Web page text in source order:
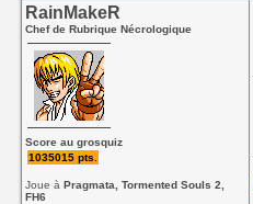
RainMakeR
Chef de Rubrique Nécrologique
Score au grosquiz
1035015 pts.
Joue àPragmata, Tormented Souls 2,
FH6